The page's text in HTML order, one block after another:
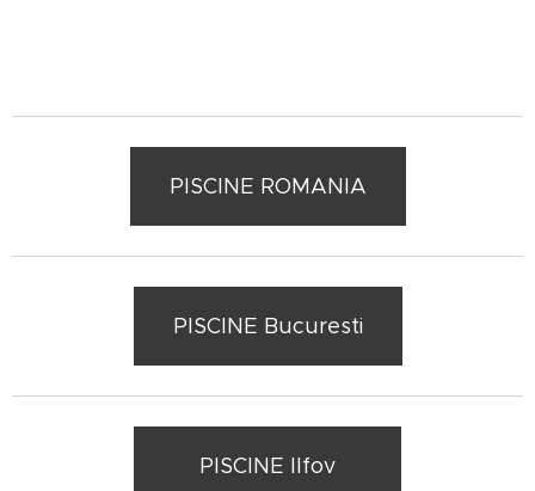
PISCINE ROMANIA
PISCINE Bucuresti
PISCINE Ilfov